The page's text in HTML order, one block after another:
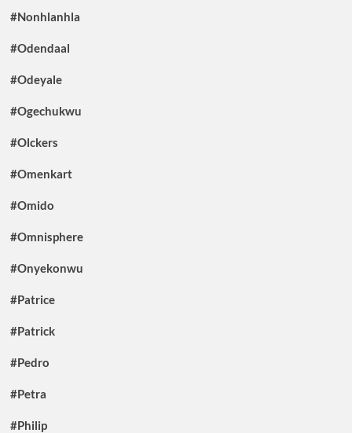
#Nonhlanhla
#Odendaal
#Odeyale
#Ogechukwu
#Olckers
#Omenkart
#Omido
#Omnisphere
#Onyekonwu
#Patrice
#Patrick
#Pedro
#Petra
#Philip